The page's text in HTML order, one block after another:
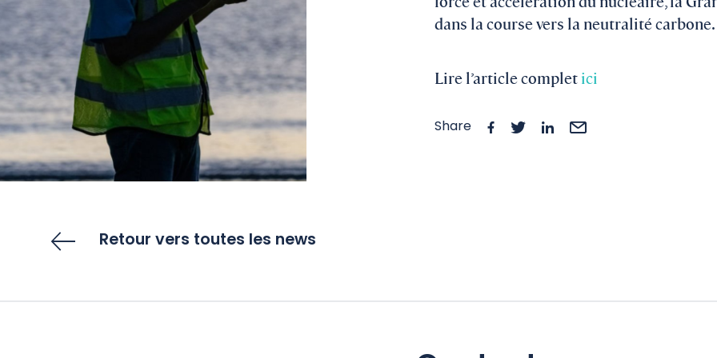
dans la course vers la neutralité carbone.
Lire l’article complet ici
Share
Retour vers toutes les news